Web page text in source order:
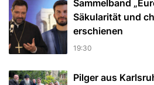
Sammelband
Säkularität und
erschienen
19:30
Pilger aus